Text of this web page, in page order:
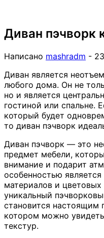
Диван пэчворк
Написано mashradm -
Диван является
любого дома. Он не
но и является
гостиной или спальне.
который будет
то диван пэчворк
Диван пэчворк — это
предмет мебели,
внимание и подарит
особенностью
материалов и
уникальный
становится настоящим
котором можно
текстур.